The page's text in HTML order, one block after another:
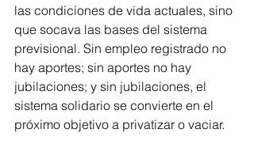
las condiciones de vida actuales, sino
que socava las bases del sistema
previsional. Sin empleo registrado no
hay aportes; sin aportes no hay
jubilaciones; y sin jubilaciones, el
sistema solidario se convierte en el
próximo objetivo a privatizar o vaciar.